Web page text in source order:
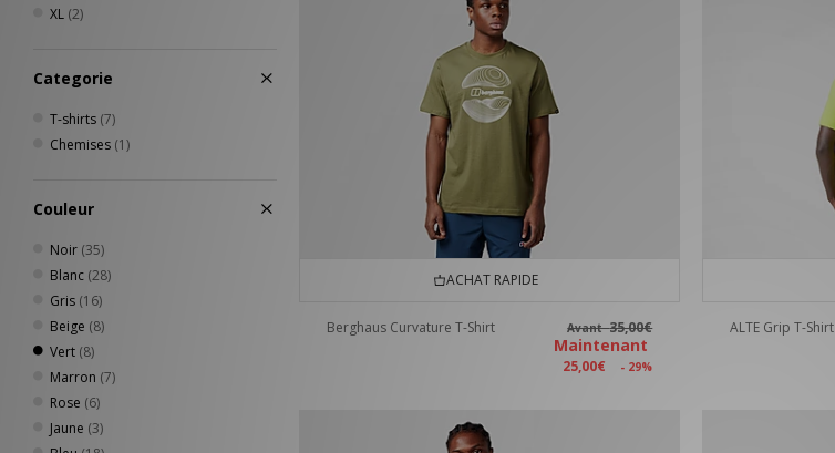
XL (2)
Categorie
T-shirts (7)
Chemises (1)
Couleur
Noir (35)
Blanc (28)
Gris (16)
Beige (8)
Vert (8)
Marron (7)
Rose (6)
Jaune (3)
ACHAT RAPIDE
Berghaus Curvature T-Shirt Avant35,00€
Maintenant
25,00€ - 29%
ALTE Grip T-Shirt